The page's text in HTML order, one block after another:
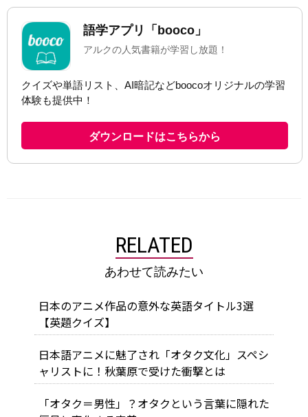
RELATED
あわせて読みたい
日本のアニメ作品の意外な英語タイトル3選
【英題クイズ】
日本語アニメに魅了され「オタク文化」スペシ
ャリストに！秋葉原で受けた衝撃とは
「オタク＝男性」？オタクという言葉に隠れた